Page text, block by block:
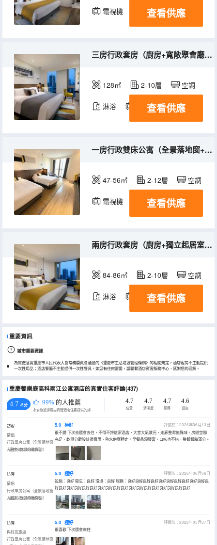
電視機 冰箱
查看供應
三房行政套房（廚房+寬敞聚會廳+親子家庭歡聚）
128㎡ 2-10層 空調
淋浴 電視機 冰箱
查看供應
一房行政雙床公寓（全景落地窗+廚房+獨立起居室）
47-56㎡ 2-12層 空調
電視機 冰箱
查看供應
兩房行政套房（廚房+獨立起居室+親子家庭歡聚）
84-86㎡ 2-10層 空調
淋浴 電視機 冰箱
查看供應
重要資訊
城市重要資訊
為貫徹落實重慶市人民代表大會常務委員會通過的《重慶市生活垃圾管理條例》的相關規定，酒店客房不主動提供
一次性用品；酒店餐廳不主動提供一次性餐具。如您有任何需要，請聯繫酒店賓客服務中心，感謝您的理解。
重慶馨樂庭高科兩江公寓酒店的真實住客評論(437)
4.7 /5分 99% 的人推薦
永安旅遊評價由真實酒店住客提供的評價。
4.7
位置
4.7
清潔度
4.7
服務
4.6
設施
訪客
情侶
行政單房公寓（全景落地窗
+廚房+乾濕分離衞浴）
入住於2026年05月
5.0 極好
評價於：2026年06月13日
很不錯 下次去還會去住，不得不誇這家酒店，大堂大氣敞亮，走廊整潔無異味。房間空間
充足，乾濕分離設計很實用，熱水供應穩定。早餐品類豐富，口味也不錯，整體體驗滿分。
訪客
情侶
行政單房公寓（全景落地窗
+廚房+乾濕分離衞浴）
入住於2026年05月
5.0 極好
評價於：2026年06月06日
設施：良好 衞生：良好 環境：良好 服務：良好良好良好良好良好良好良好良好良好良好良
好良好良好良好良好良好良好良好良好良好良好良好良好良好良好良好良好良好
訪客
與好友旅遊
行政單房公寓（全景落地窗
5.0 極好
評價於：2026年05月07日
很喜歡 下次還會來住